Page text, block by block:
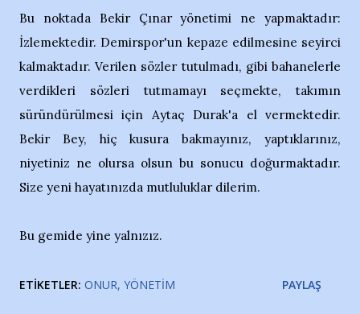
Bu noktada Bekir Çınar yönetimi ne yapmaktadır:
İzlemektedir. Demirspor'un kepaze edilmesine seyirci
kalmaktadır. Verilen sözler tutulmadı, gibi bahanelerle
verdikleri sözleri tutmamayı seçmekte, takımın
süründürülmesi için Aytaç Durak'a el vermektedir.
Bekir Bey, hiç kusura bakmayınız, yaptıklarınız,
niyetiniz ne olursa olsun bu sonucu doğurmaktadır.
Size yeni hayatınızda mutluluklar dilerim.
Bu gemide yine yalnızız.
ETIKETLER: ONUR YÖNETIM PAYLAŞ